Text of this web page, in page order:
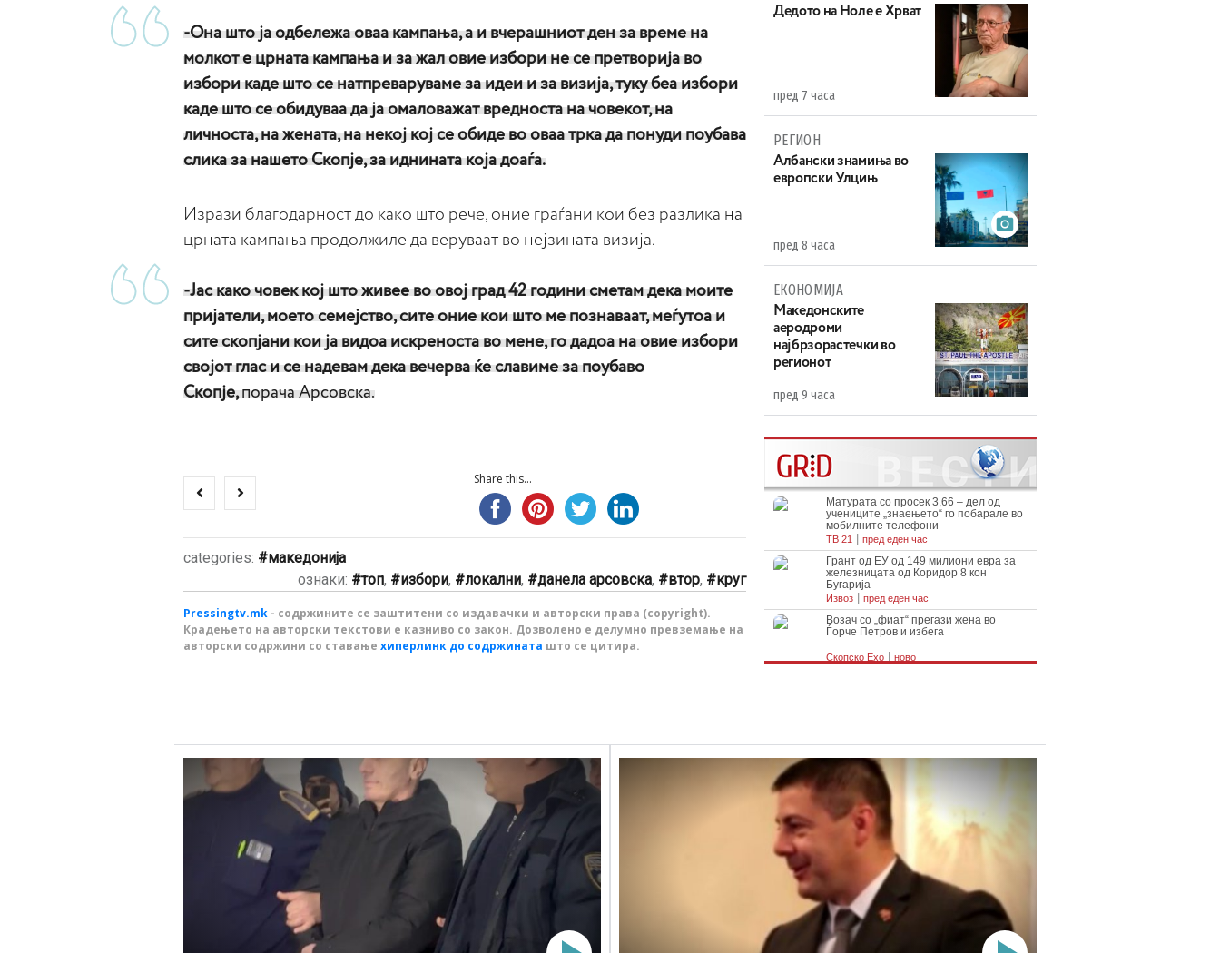
-Она што ја одбележа оваа кампања, а и вчерашниот ден за време на
молкот е црната кампања и за жал овие избори не се претворија во
избори каде што се натпреваруваме за идеи и за визија, туку беа избори
каде што се обидуваа да ја омаловажат вредноста на човекот, на
личноста, на жената, на некој кој се обиде во оваа трка да понуди поубава
слика за нашето Скопје, за иднината која доаѓа.
Изрази благодарност до како што рече, оние граѓани кои без разлика на
црната кампања продолжиле да веруваат во нејзината визија.
-Јас како човек кој што живее во овој град 42 години сметам дека моите
пријатели, моето семејство, сите оние кои што ме познаваат, меѓутоа и
сите скопјани кои ја видоа искреноста во мене, го дадоа на овие избори
својот глас и се надевам дека вечерва ќе славиме за поубаво
Скопје,порача Арсовска.
Share this...
categories:
македонија
ознаки:
топ, избори, локални, данела арсовска, втор, круг
Pressingtv.mk - содржините се заштитени со издавачки и авторски права (copyright).
Крадењето на авторски текстови е казниво со закон. Дозволено е делумно превземање на
авторски содржини со ставање хиперлинк до содржината што се цитира.
Дедото на Ноле е Хрват
пред 7 часа
РЕГИОН
Aлбански знамиња во
европски Улцињ
пред 8 часа
ЕКОНОМИЈА
Maкедонските
аеродроми
најбрзорастечки во
регионот
пред 9 часа